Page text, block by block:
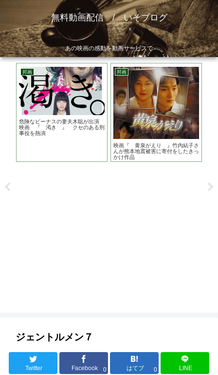
無料動画配信 / いそブログ
あの映画の感動を動画サービスで
邦画
危険なビーナスの妻夫木聡が出演
映画 『 渇き 』 クセのある刑
事役を熱演
邦画
映画『 黄泉がえり 』竹内結子さ
んが熊本地震被害に寄付をしたきっ
かけ作品
ジェントルメン７
Twitter Facebook 0 はてブ 0 LINE